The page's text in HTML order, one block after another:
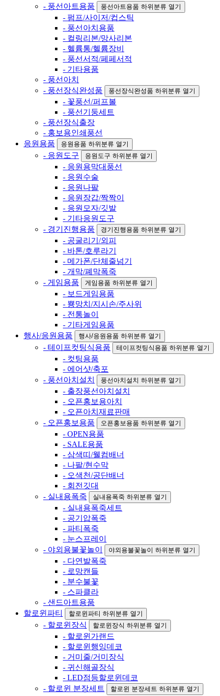
- 풍선아트용품
풍선아트용품 하위분류 열기
- 펌프/사이저/컵스틱
- 풍선아치용품
- 컬링리본/망사리본
- 헬륨통/헬륨장비
- 풍선서적/페페서적
- 기타용품
- 풍선아치
- 풍선장식완성품
풍선장식완성품 하위분류 열기
- 꽃풍선/퍼프볼
- 풍선기둥세트
- 풍선장식출장
- 홍보용인쇄풍선
응원용품
응원용품 하위분류 열기
- 응원도구 응원도구 하위분류 열기
- 응원용막대풍선
- 응원수술
- 응원나팔
- 응원장갑/짝짝이
- 응원모자/깃발
- 기타응원도구
- 경기진행용품
경기진행용품 하위분류 열기
- 공굴리기/외피
- 바톤/호루라기
- 메가폰/단체줄넘기
- 개막/폐막폭죽
- 게임용품
게임용품 하위분류 열기
- 보드게임용품
- 뿅망치/지시손/주사위
- 전통놀이
- 기타게임용품
행사/응원용품
행사/응원용품 하위분류 열기
- 테이프컷팅식용품 테이프컷팅식용품 하위분류 열기
- 컷팅용품
- 에어샷/축포
- 풍선아치설치
풍선아치설치 하위분류 열기
- 출장풍선아치설치
- 오픈홍보용아치
- 오픈아치재료판매
- 오픈홍보용품
오픈홍보용품 하위분류 열기
- OPEN용품
- SALE용품
- 삼색띠/웰컴배너
- 나팔/현수막
- 오색천/공단배너
- 회전깃대
- 실내용폭죽
실내용폭죽 하위분류 열기
- 실내용폭죽세트
- 공기압폭죽
- 파티폭죽
- 눈스프레이
- 야외용불꽃놀이
야외용불꽃놀이 하위분류 열기
- 다연발폭죽
- 로망캔들
- 분수불꽃
- 스파클라
- 샌드아트용품
할로윈파티
할로윈파티 하위분류 열기
- 할로윈장식 할로윈장식 하위분류 열기
- 할로윈가랜드
- 할로윈행잉데코
- 거미줄/거미장식
- 귀신해골장식
- LED점등할로윈데코
- 할로윈 분장세트
할로윈 분장세트 하위분류 열기